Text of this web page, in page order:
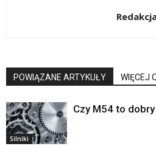
POWIĄZANE ARTYKUŁY WIĘCEJ
Silniki
Czy M54 to